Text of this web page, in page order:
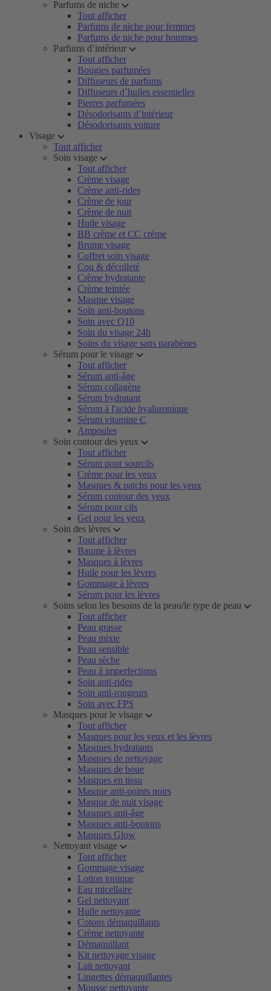
Parfums de niche
Tout afficher
Parfums de niche pour femmes
Parfums de niche pour hommes
Parfums d’intérieur
Tout afficher
Bougies parfumées
Diffuseurs de parfums
Diffuseurs d’huiles essentielles
Pierres parfumées
Désodorisants d’intérieur
Désodorisants voiture
Visage
Tout afficher
Soin visage
Tout afficher
Crème visage
Crème anti-rides
Crème de jour
Crème de nuit
Huile visage
BB crème et CC crème
Brume visage
Coffret soin visage
Cou & décolleté
Crème hydratante
Crème teintée
Masque visage
Soin anti-boutons
Soin avec Q10
Soin du visage 24h
Soins du visage sans parabènes
Sérum pour le visage
Tout afficher
Sérum anti-âge
Sérum collagène
Sérum hydratant
Sérum à l'acide hyaluronique
Sérum vitamine C
Ampoules
Soin contour des yeux
Tout afficher
Sérum pour sourcils
Crème pour les yeux
Masques & patchs pour les yeux
Sérum contour des yeux
Sérum pour cils
Gel pour les yeux
Soin des lèvres
Tout afficher
Baume à lèvres
Masques à lèvres
Huile pour les lèvres
Gommage à lèvres
Sérum pour les lèvres
Soins selon les besoins de la peau/le type de peau
Tout afficher
Peau grasse
Peau mixte
Peau sensible
Peau sèche
Peau à imperfections
Soin anti-rides
Soin anti-rougeurs
Soin avec FPS
Masques pour le visage
Tout afficher
Masques pour les yeux et les lèvres
Masques hydratants
Masques de nettoyage
Masques de boue
Masques en tissu
Masque anti-points noirs
Masque de nuit visage
Masques anti-âge
Masques anti-boutons
Masques Glow
Nettoyant visage
Tout afficher
Gommage visage
Lotion tonique
Eau micellaire
Gel nettoyant
Huile nettoyante
Cotons démaquillants
Crème nettoyante
Démaquillant
Kit nettoyage visage
Lait nettoyant
Lingettes démaquillantes
Mousse nettoyante